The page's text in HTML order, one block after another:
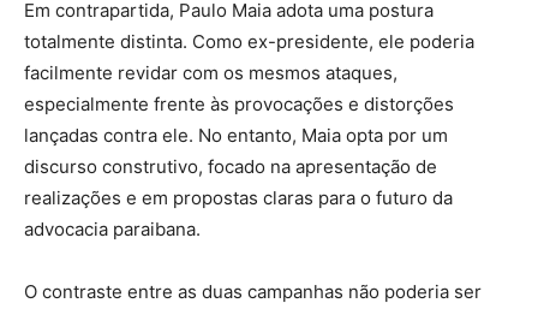
Em contrapartida, Paulo Maia adota uma postura
totalmente distinta. Como ex-presidente, ele poderia
facilmente revidar com os mesmos ataques,
especialmente frente às provocações e distorções
lançadas contra ele. No entanto, Maia opta por um
discurso construtivo, focado na apresentação de
realizações e em propostas claras para o futuro da
advocacia paraibana.
O contraste entre as duas campanhas não poderia ser